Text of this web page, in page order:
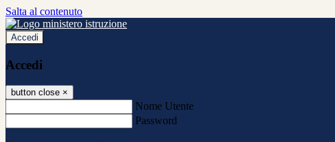
Salta al contenuto
Accedi
Accedi
button close ×
Nome Utente
Password